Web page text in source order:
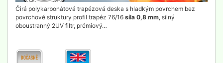
Čirá polykarbonátová trapézová deska s hladkým povrchem bez
povrchové struktury profil trapéz 76/16 síla 0,8 mm, silný
oboustranný 2UV filtr, prémiový…